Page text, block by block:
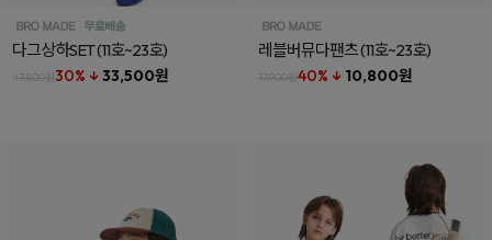
다그상하SET(11호~23호)
47,800원30% ↓ 33,500원
레블버뮤다팬츠(11호~23호)
17,900원40% ↓ 10,800원